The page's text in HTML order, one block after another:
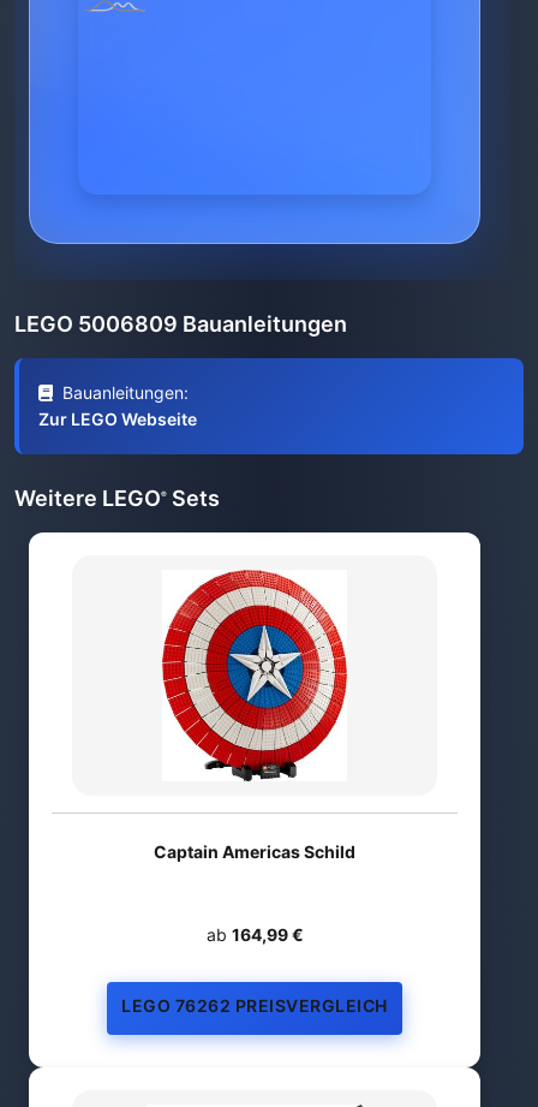
LEGO 5006809 Bauanleitungen
Bauanleitungen:
Zur LEGO Webseite
Weitere LEGO® Sets
Captain Americas Schild
ab 164,99 €
LEGO 76262 PREISVERGLEICH